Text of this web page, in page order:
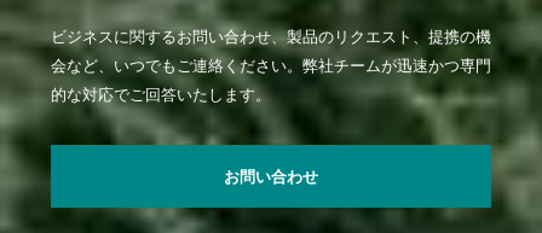
ビジネスに関するお問い合わせ、製品のリクエスト、提携の機
会など、いつでもご連絡ください。弊社チームが迅速かつ専門
的な対応でご回答いたします。
お問い合わせ